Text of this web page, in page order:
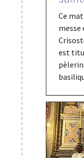
Ce
messe
est